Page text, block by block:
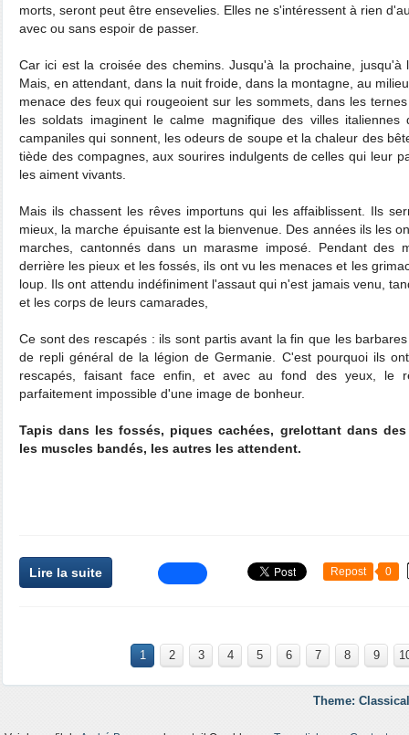
morts, seront peut être ensevelies. Elles ne s'intéressent à rien
avec ou sans espoir de passer.
Car ici est la croisée des chemins. Jusqu'à la prochaine, jusqu'à
Mais, en attendant, dans la nuit froide, dans la montagne, au
menace des feux qui rougeoient sur les sommets, dans les
les soldats imaginent le calme magnifique des villes
campaniles qui sonnent, les odeurs de soupe et la chaleur des
tiède des compagnes, aux sourires indulgents de celles qui leur
les aiment vivants.
Mais ils chassent les rêves importuns qui les affaiblissent. Ils
mieux, la marche épuisante est la bienvenue. Des années ils les
marches, cantonnés dans un marasme imposé. Pendant des
derrière les pieux et les fossés, ils ont vu les menaces et les
loup. Ils ont attendu indéfiniment l'assaut qui n'est jamais venu,
et les corps de leurs camarades,
Ce sont des rescapés : ils sont partis avant la fin que les
de repli général de la légion de Germanie. C'est pourquoi ils
rescapés, faisant face enfin, et avec au fond des yeux, le
parfaitement impossible d'une image de bonheur.
Tapis dans les fossés, piques cachées, grelottant dans
les muscles bandés, les autres les attendent.
Lire la suite Repost 0
1 2 3 4 5 6 7 8 9
Theme: